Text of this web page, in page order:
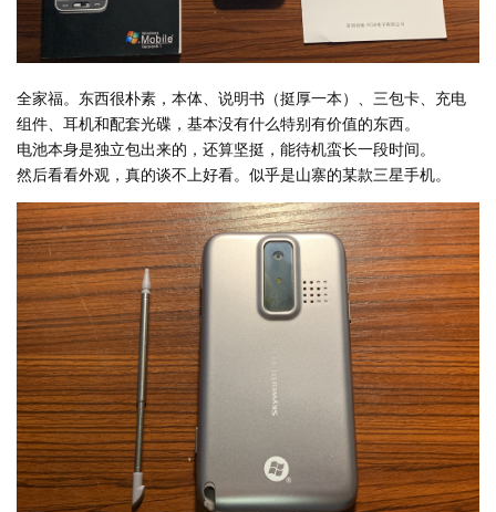
全家福。东西很朴素，本体、说明书（挺厚一本）、三包卡、充电
组件、耳机和配套光碟，基本没有什么特别有价值的东西。
电池本身是独立包出来的，还算坚挺，能待机蛮长一段时间。
然后看看外观，真的谈不上好看。似乎是山寨的某款三星手机。